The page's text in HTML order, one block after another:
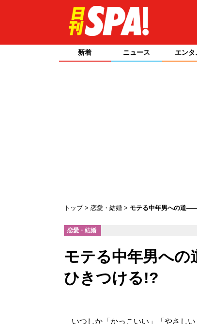
新着 ニュース エンタ
トップ 恋愛・結婚
モテる中年男への道
恋愛・結婚
モテる中年男へ
ひきつける!?
いつしか「かっこいい」「やさし